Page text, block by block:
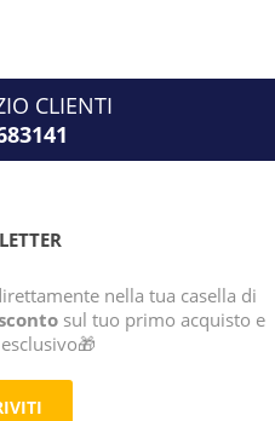
CLIENTI
nella tua casella di
sul tuo primo acquisto e